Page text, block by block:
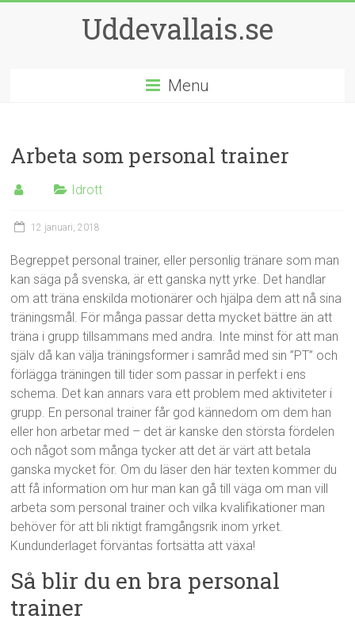
Uddevallais.se
Menu
Arbeta som personal trainer
Idrott
12 januari, 2018
Begreppet personal trainer, eller personlig tränare som man
kan säga på svenska, är ett ganska nytt yrke. Det handlar
om att träna enskilda motionärer och hjälpa dem att nå sina
träningsmål. För många passar detta mycket bättre än att
träna i grupp tillsammans med andra. Inte minst för att man
själv då kan välja träningsformer i samråd med sin ”PT” och
förlägga träningen till tider som passar in perfekt i ens
schema. Det kan annars vara ett problem med aktiviteter i
grupp. En personal trainer får god kännedom om dem han
eller hon arbetar med – det är kanske den största fördelen
och något som många tycker att det är värt att betala
ganska mycket för. Om du läser den här texten kommer du
att få information om hur man kan gå till väga om man vill
arbeta som personal trainer och vilka kvalifikationer man
behöver för att bli riktigt framgångsrik inom yrket.
Kundunderlaget förväntas fortsätta att växa!
Så blir du en bra personal
trainer